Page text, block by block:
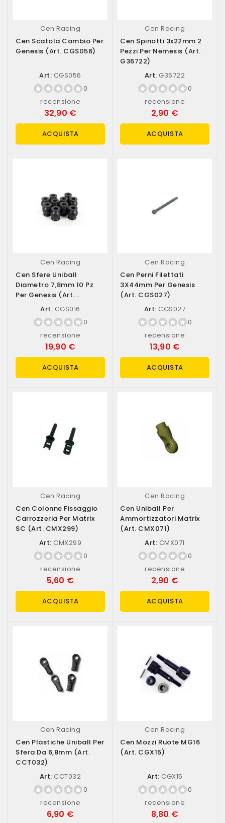
Cen Racing
Cen Scatola Cambio Per
Genesis (art. CGS056)
Art: CGS056
0
recensione
32,90 €
ACQUISTA
Cen Racing
Cen Spinotti 3x22mm 2
Pezzi Per Nemesis (art.
G36722)
Art: G36722
0
recensione
2,90 €
ACQUISTA
Cen Racing
Cen Sfere Uniball
Diametro 7,8mm 10 Pz
Per Genesis (art.
CGS016)Art: CGS016
0
recensione
19,90 €
ACQUISTA
Cen Racing
Cen Perni Filettati
3X44mm Per Genesis
(art. CGS027)
Art: CGS027
0
recensione
13,90 €
ACQUISTA
Cen Racing
Cen Colonne Fissaggio
Carrozzeria Per Matrix
SC (art. CMX299)
Art: CMX299
0
recensione
5,60 €
ACQUISTA
Cen Racing
Cen Uniball Per
Ammortizzatori Matrix
(art. CMX071)
Art: CMX071
0
recensione
2,90 €
ACQUISTA
Cen Racing
Cen Plastiche Uniball Per
Sfera Da 6,8mm (art.
CCT032)
Art: CCT032
0
recensione
6,90 €
Cen Racing
Cen Mozzi Ruote MG16
(art. CGX15)
Art: CGX15
0
recensione
8,80 €